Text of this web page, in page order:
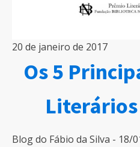
20 de janeiro de 2017
Os 5
Blog do Fábio da Silva - 18/